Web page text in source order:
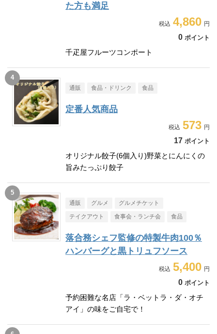
た方も満足
4,860
0 ポイント
千疋屋フルーツコンポート
通販 食品・ドリンク 食品
定番人気商品
573
17 ポイント
オリジナル餃子(6個入り)野菜とにんにくの
旨みたっぷり餃子
通販 グルメ グルメチケット
テイクアウト 食事会・ランチ会 食品
落合務シェフ監修の特製牛肉100％
ハンバーグと黒トリュフソース
5,400
0 ポイント
予約困難な名店「ラ・ベットラ・ダ・オチ
アイ」の味をご自宅で！